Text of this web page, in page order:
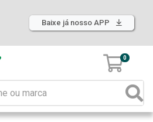
Baixe já nosso APP
0